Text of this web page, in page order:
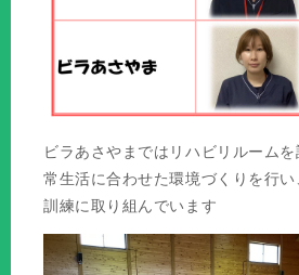
ビラあさやまではリハビリルーム
常生活に合わせた環境づくりを行
訓練に取り組んでいます